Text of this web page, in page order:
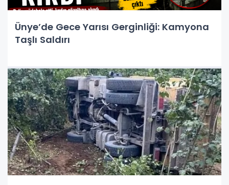
Ünye’de Gece Yarısı Gerginliği: Kamyona
Taşlı Saldırı